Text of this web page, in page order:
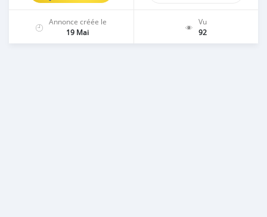
Annonce créée le
19 Mai
Vu
92